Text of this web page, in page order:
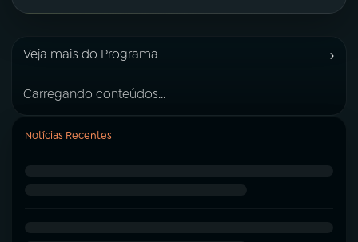
Veja mais do Programa ›
Carregando conteúdos...
Notícias Recentes